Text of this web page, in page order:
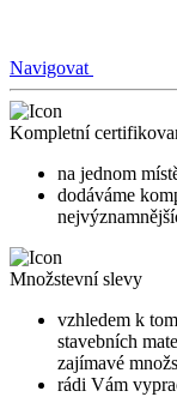
Navigovat
Kompletní
na jednom
dodáváme
Množstevní slevy
vzhledem k
stavebních
zajímavé
rádi Vám